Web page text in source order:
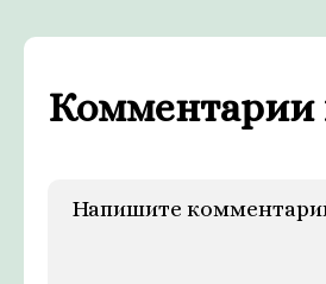
Комментарии